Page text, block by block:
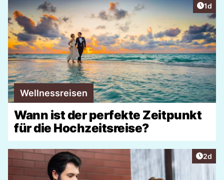
1d
Wellnessreisen
Wann ist der perfekte Zeitpunkt
für die Hochzeitsreise?
2d